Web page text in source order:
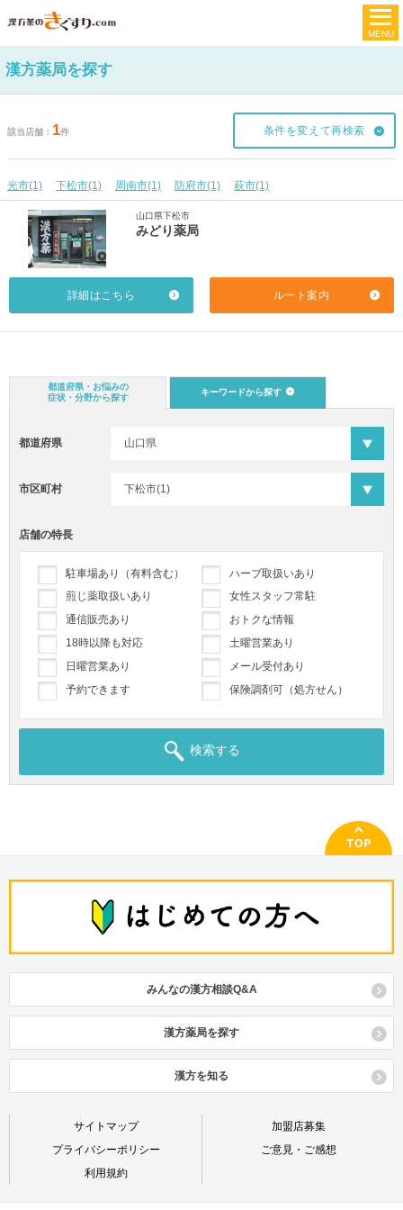
漢方薬局を探す
該当店舗 1件 条件を変えて再検索
光市(1) 下松市(1) 周南市(1) 防府市(1) 萩市(1)
山口県下松市
みどり薬局
詳細はこちら ルート案内
都道府県・お悩みの
症状・分野から探す
キーワードから探す
都道府県
市区町村
店舗の特長
駐車場あり（有料含む）
ハーブ取扱いあり
煎じ薬取扱いあり
女性スタッフ常駐
通信販売あり
おトクな情報
18時以降も対応
土曜営業あり
日曜営業あり
メール受付あり
予約できます
保険調剤可（処方せん）
検索する
みんなの漢方相談Q&A
漢方薬局を探す
漢方を知る
サイトマップ
プライバシーポリシー
利用規約
加盟店募集
ご意見・ご感想